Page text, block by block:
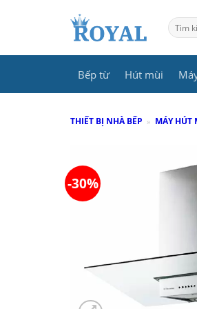
Tìm
kiếm:
Bếp từ Hút mùi
THIẾT BỊ NHÀ BẾP » MÁY HÚT
-30%